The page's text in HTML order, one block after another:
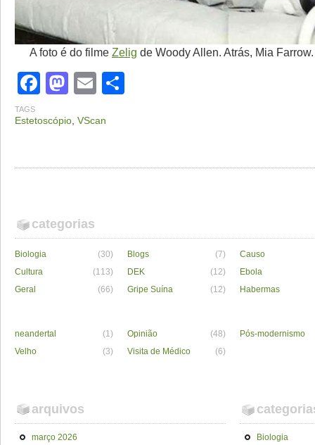
A foto é do filme Zelig de Woody Allen. Atrás, Mia
Facebook
Mastodon
Email
TAGS
Estetoscópio, VScan
categorias
Biologia (30) Blogs (7)
Causo
Cultura
(113) DEK (12)
Ebola
Geral
(66) Gripe Suína (12) Habermas
neandertal (1) Opinião (48)
Pós-modernismo
Velho
(3) Visita de Médico (6)
arquivos
março 2026
Biologia